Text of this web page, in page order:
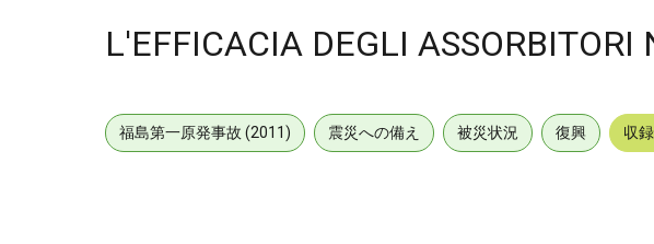
L'EFFICACIA DEGLI
福島第一原発事故 (2011) 震災への備え 被災状況 復興 収